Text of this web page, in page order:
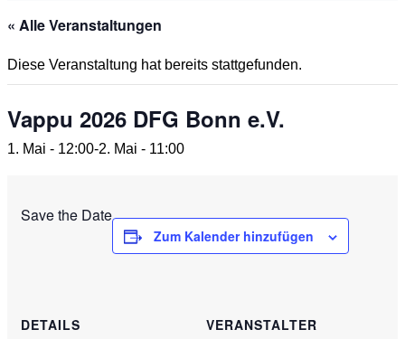
« Alle Veranstaltungen
Diese Veranstaltung hat bereits stattgefunden.
Vappu 2026 DFG Bonn e.V.
1. Mai - 12:00-2. Mai - 11:00
Save the Date
Zum Kalender hinzufügen
DETAILS
VERANSTALTER